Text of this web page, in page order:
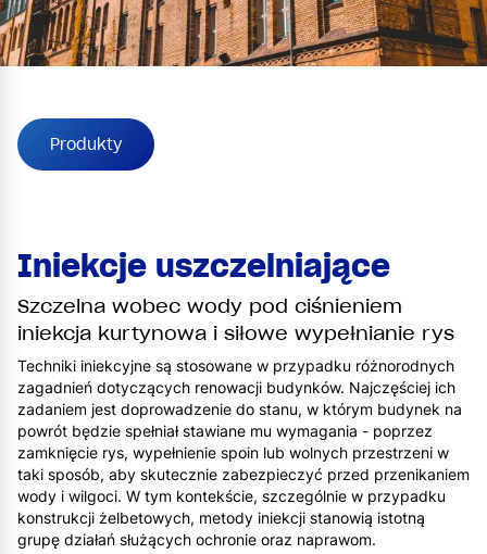
Produkty
Iniekcje uszczelniające
Szczelna wobec wody pod ciśnieniem
iniekcja kurtynowa i siłowe wypełnianie rys
Techniki iniekcyjne są stosowane w przypadku różnorodnych
zagadnień dotyczących renowacji budynków. Najczęściej ich
zadaniem jest doprowadzenie do stanu, w którym budynek na
powrót będzie spełniał stawiane mu wymagania - poprzez
zamknięcie rys, wypełnienie spoin lub wolnych przestrzeni w
taki sposób, aby skutecznie zabezpieczyć przed przenikaniem
wody i wilgoci. W tym kontekście, szczególnie w przypadku
konstrukcji żelbetowych, metody iniekcji stanowią istotną
grupę działań służących ochronie oraz naprawom.